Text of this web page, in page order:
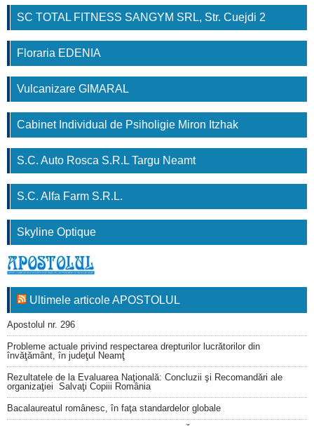
SC TOTAL FITNESS SANGYM SRL, Str. Cuejdi 2
Floraria EDENIA
Vulcanizare GIMARAL
Cabinet Individual de Psiholigie Miron Itzhak
S.C. Auto Rosca S.R.L Targu Neamt
S.C. Alfa Farm S.R.L.
Skyline Optique
Ultimele articole APOSTOLUL
Apostolul nr. 296
Probleme actuale privind respectarea drepturilor lucrătorilor din
învăţământ, în judeţul Neamţ
Rezultatele de la Evaluarea Naţională: Concluzii şi Recomandări ale
organizaţiei Salvaţi Copiii România
Bacalaureatul românesc, în faţa standardelor globale